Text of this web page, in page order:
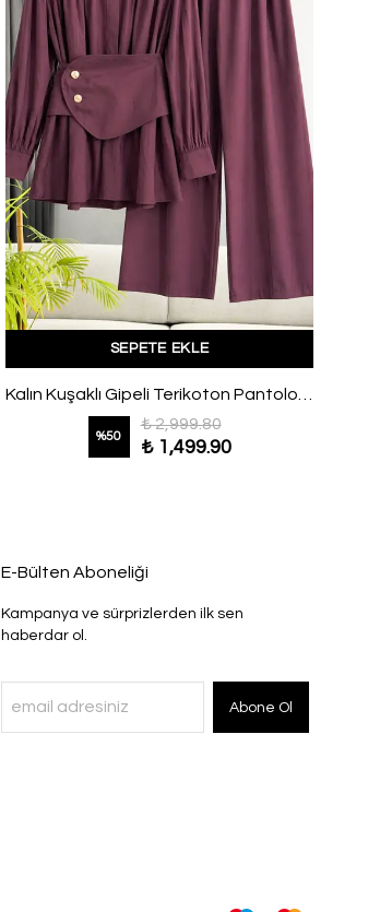
SEPETE EKLE
Kalın Kuşaklı Gipeli Terikoton Pantolonlu Takım Bordo
%50
₺ 2,999.80
₺ 1,499.90
E-Bülten Aboneliği
Kampanya ve sürprizlerden ilk sen
haberdar ol.
Abone Ol